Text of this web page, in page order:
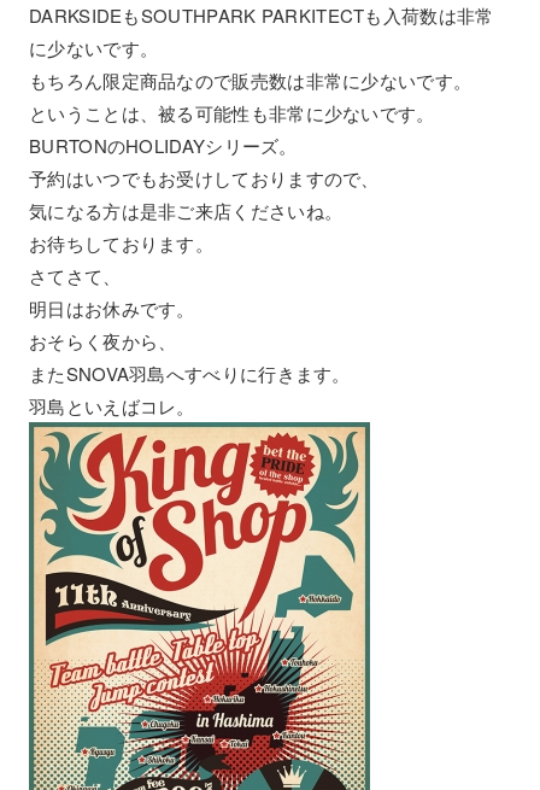
DARKSIDEもSOUTHPARK PARKITECTも入荷数は非常
に少ないです。
もちろん限定商品なので販売数は非常に少ないです。
ということは、被る可能性も非常に少ないです。
BURTONのHOLIDAYシリーズ。
予約はいつでもお受けしておりますので、
気になる方は是非ご来店くださいね。
お待ちしております。
さてさて、
明日はお休みです。
おそらく夜から、
またSNOVA羽島へすべりに行きます。
羽島といえばコレ。